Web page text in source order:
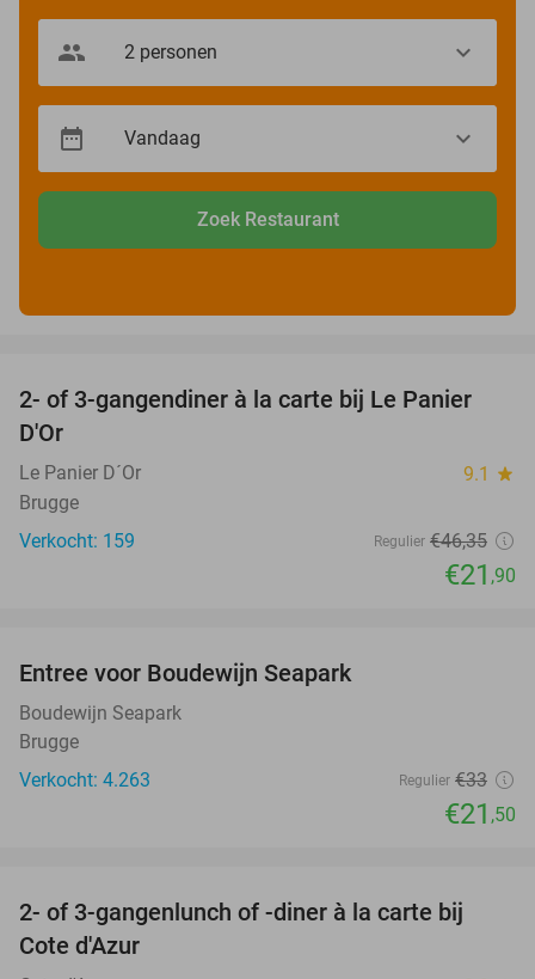
Zoek Restaurant
53%
2- of 3-gangendiner à la carte bij Le Panier
D'Or
Le Panier D´Or 9.1 star
Brugge
Verkocht: 159
Regulier €46,35
€21 ,90
Entree voor Boudewijn Seapark
Boudewijn Seapark
Brugge
Verkocht: 4.263
Regulier €33
€21 ,50
49%
2- of 3-gangenlunch of -diner à la carte bij
Cote d'Azur